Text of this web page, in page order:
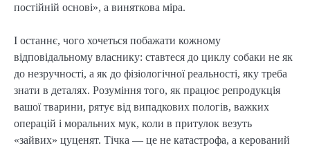
постійній основі», а виняткова міра.
І останнє, чого хочеться побажати кожному
відповідальному власнику: ставтеся до циклу собаки не як
до незручності, а як до фізіологічної реальності, яку треба
знати в деталях. Розуміння того, як працює репродукція
вашої тварини, рятує від випадкових пологів, важких
операцій і моральних мук, коли в притулок везуть
«зайвих» цуценят. Тічка — це не катастрофа, а керований